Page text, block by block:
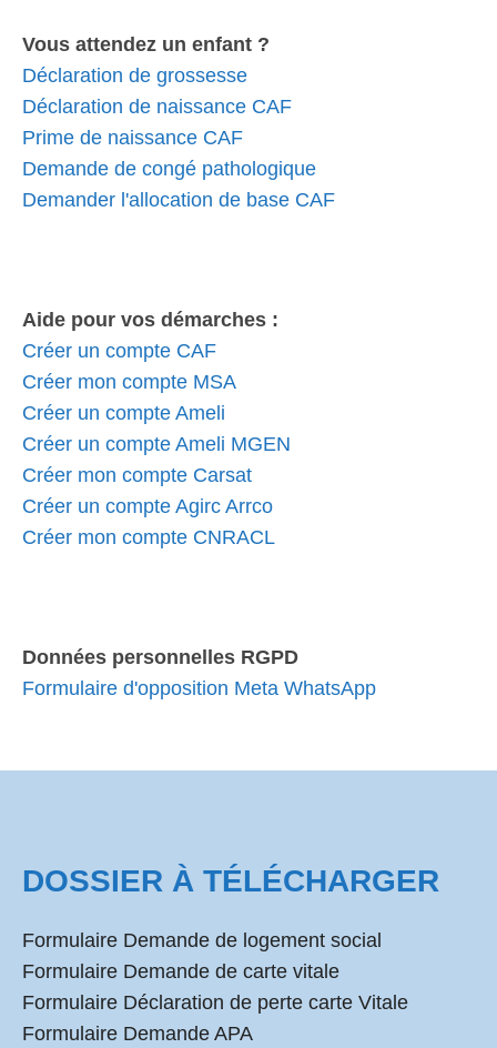
Vous attendez un enfant ?
Déclaration de grossesse
Déclaration de naissance CAF
Prime de naissance CAF
Demande de congé pathologique
Demander l'allocation de base CAF
Aide pour vos démarches :
Créer un compte CAF
Créer mon compte MSA
Créer un compte Ameli
Créer un compte Ameli MGEN
Créer mon compte Carsat
Créer un compte Agirc Arrco
Créer mon compte CNRACL
Données personnelles RGPD
Formulaire d'opposition Meta WhatsApp
DOSSIER À TÉLÉCHARGER
Formulaire Demande de logement social
Formulaire Demande de carte vitale
Formulaire Déclaration de perte carte Vitale
Formulaire Demande APA